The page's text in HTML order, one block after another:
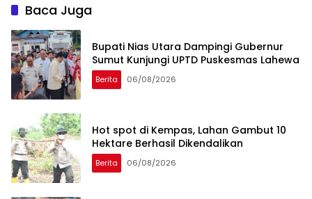
Baca Juga
Bupati Nias Utara Dampingi Gubernur
Sumut Kunjungi UPTD Puskesmas Lahewa
Berita 06/08/2026
Hot spot di Kempas, Lahan Gambut 10
Hektare Berhasil Dikendalikan
Berita 06/08/2026